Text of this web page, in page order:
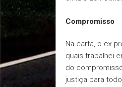
Compromisso
Na carta, o ex-
quais trabalhei
do
justiça para